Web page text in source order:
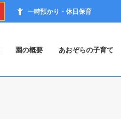
一時預かり・休日保育
園の概要 あおぞらの子育て